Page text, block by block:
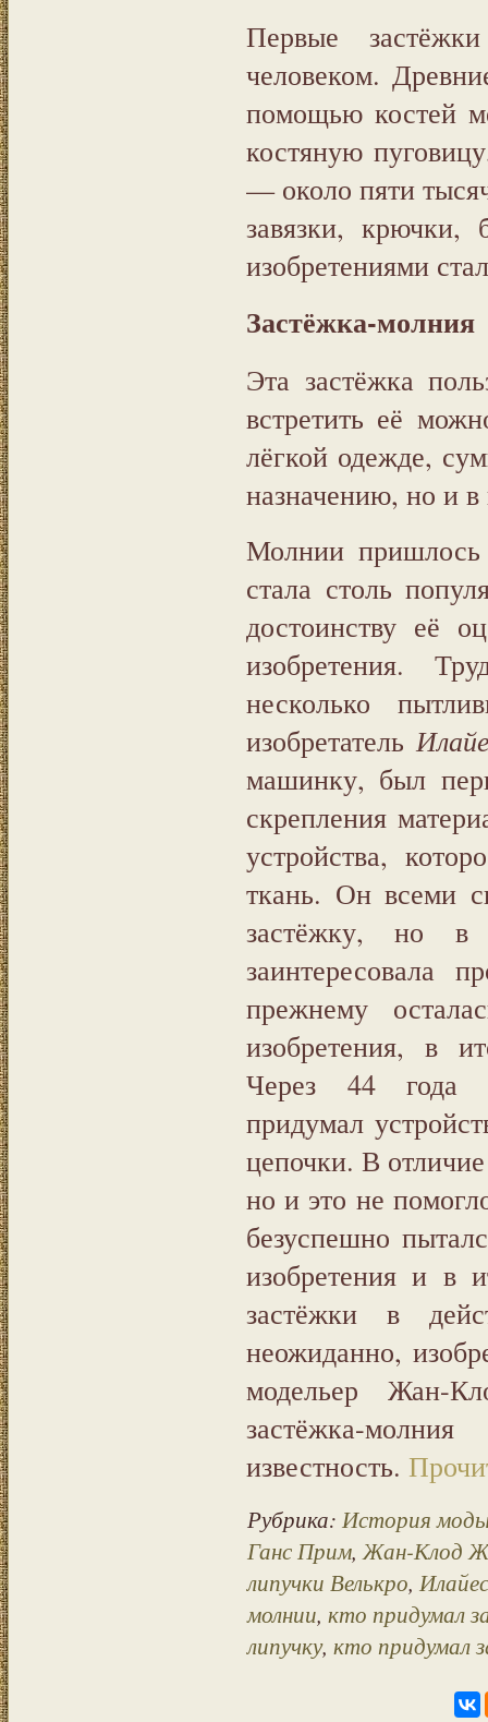
Первые
человеком.
помощью костей
костяную
— около пяти
завязки,
изобретениями
Застёжка-молния
Эта застёжка
встретить её
лёгкой одежде,
назначению, но и в
Молнии пришлось
стала столь
достоинству её
изобретения.
несколько
изобретатель
машинку, был
скрепления
устройства,
ткань. Он всеми
застёжку, но
заинтересовала
прежнему
изобретения, в
Через 44 года
придумал
цепочки. В
но и это не
безуспешно
изобретения и в
застёжки в
неожиданно,
модельер Жан-
застёжка-
известность.
Рубрика: История
Ганс Прим,Жан-Клод
липучки Велькро,
молнии, кто придумал
липучку, кто придумал